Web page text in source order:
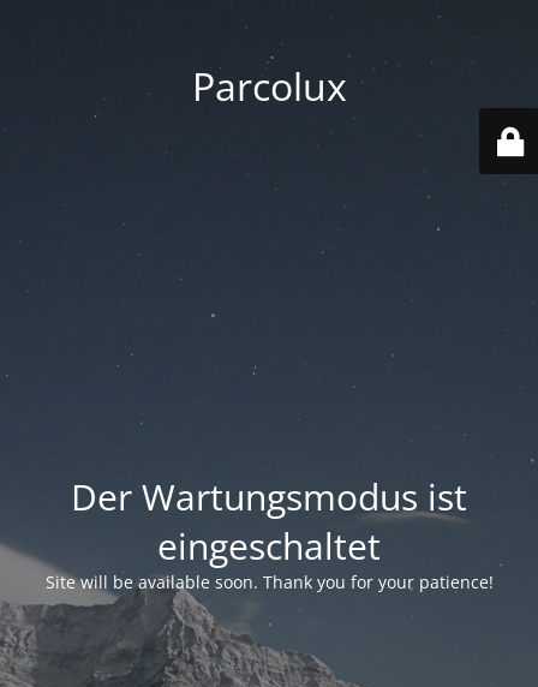
Parcolux
Der Wartungsmodus ist
eingeschaltet
Site will be available soon. Thank you for your patience!